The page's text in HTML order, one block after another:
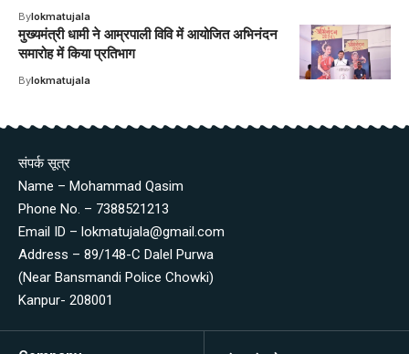
Bylokmatujala
मुख्यमंत्री धामी ने आम्रपाली विवि में आयोजित अभिनंदन
समारोह में किया प्रतिभाग
Bylokmatujala
संपर्क सूत्र
Name – Mohammad Qasim
Phone No. – 7388521213
Email ID – lokmatujala@gmail.com
Address – 89/148-C Dalel Purwa
(Near Bansmandi Police Chowki)
Kanpur- 208001